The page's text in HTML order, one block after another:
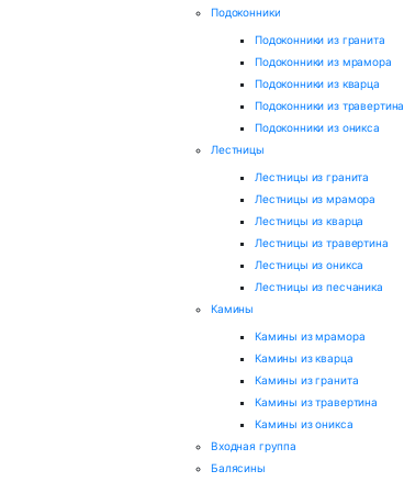
Подоконники
Подоконники из гранита
Подоконники из мрамора
Подоконники из кварца
Подоконники из травертина
Подоконники из оникса
Лестницы
Лестницы из гранита
Лестницы из мрамора
Лестницы из кварца
Лестницы из травертина
Лестницы из оникса
Лестницы из песчаника
Камины
Камины из мрамора
Камины из кварца
Камины из гранита
Камины из травертина
Камины из оникса
Входная группа
Балясины